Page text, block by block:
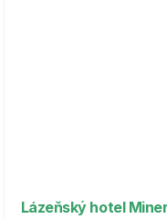
Lázeňský hotel